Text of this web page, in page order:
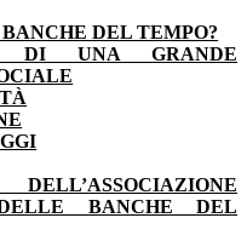
DEL TEMPO?
DI UNA GRANDE
BANCHE DEL